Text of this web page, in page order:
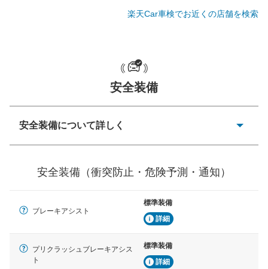
一般的な荷物のサイズの目安
楽天Car車検でお近くの店舗を検索
安全装備
安全装備について詳しく
ーキアシスト、ABSなどが装備されています。
見えにくい場所に潜む危険を予測・通知するためのシス
テムなどが装備されています。
車線のはみだしやふらつきを防止するためにレーンキー
プアシストなどが装備されています
安全装備（衝突防止・危険予測・通知）
ブレーキアシスト
標準装備
詳細
プリクラッシュブレーキアシス
ト
標準装備
詳細